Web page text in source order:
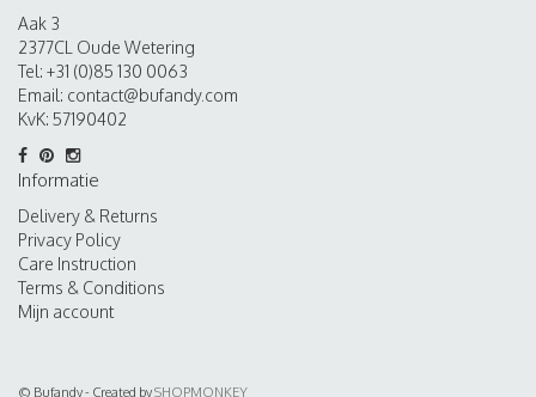
Aak 3
2377CL Oude Wetering
Tel: +31 (0)85 130 0063
Email: contact@bufandy.com
KvK: 57190402
Informatie
Delivery & Returns
Privacy Policy
Care Instruction
Terms & Conditions
Mijn account
© Bufandy - Created bySHOPMONKEY